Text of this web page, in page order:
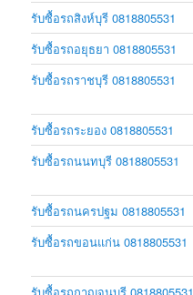
รับซื้อรถสิงห์บุรี 0818805531
รับซื้อรถอยุธยา 0818805531
รับซื้อรถราชบุรี 0818805531
รับซื้อรถระยอง 0818805531
รับซื้อรถนนทบุรี 0818805531
รับซื้อรถนครปฐม 0818805531
รับซื้อรถขอนแก่น 0818805531
รับซื้อรถกาญจนบุรี 0818805531